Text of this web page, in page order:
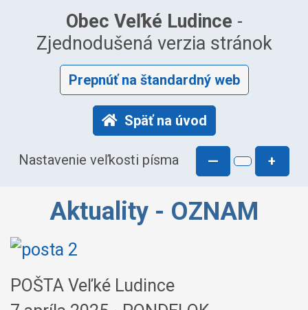
Obec Veľké Ludince -
Zjednodušená verzia stránok
Prepnúť na štandardný web
Späť na úvod
Nastavenie veľkosti písma — +
Aktuality - OZNAM
POŠTA Veľké Ludince